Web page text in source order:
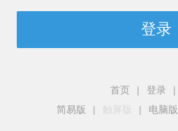
登录
首页 | 登录 |
简易版
| 触屏版 | 电脑版